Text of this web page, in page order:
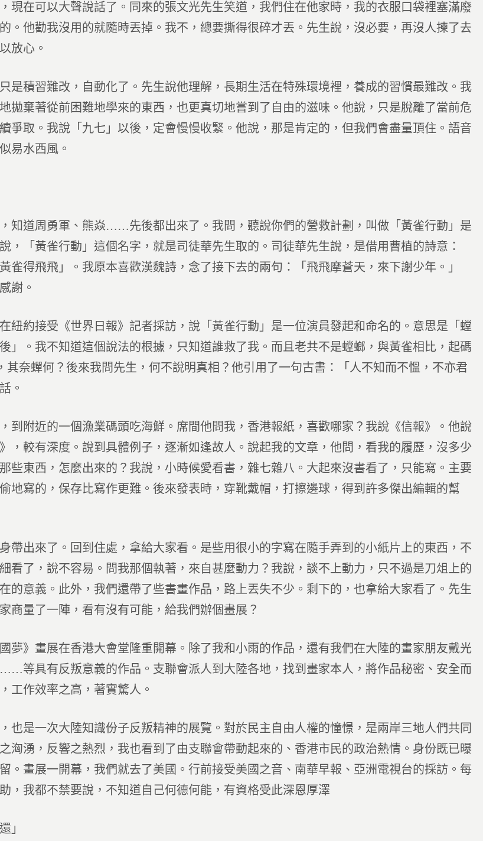
現在可以大聲說話了。同來的張文光先生笑道，我們住在他家時，我的衣服口袋裡塞滿廢
。他勸我沒用的就隨時丟掉。我不，總要撕得很碎才丟。先生說，沒必要，再沒人揀了去
放心。
是積習難改，自動化了。先生說他理解，長期生活在特殊環境裡，養成的習慣最難改。我
拋棄著從前困難地學來的東西，也更真切地嘗到了自由的滋味。他說，只是脫離了當前危
爭取。我說「九七」以後，定會慢慢收緊。他說，那是肯定的，但我們會盡量頂住。語音
易水西風。
知道周勇軍、熊焱……先後都出來了。我問，聽說你們的營救計劃，叫做「黃雀行動」是
，「黃雀行動」這個名字，就是司徒華先生取的。司徒華先生說，是借用曹植的詩意：
雀得飛飛」。我原本喜歡漢魏詩，念了接下去的兩句：「飛飛摩蒼天，來下謝少年。」
謝。
紐約接受《世界日報》記者採訪，說「黃雀行動」是一位演員發起和命名的。意思是「螳
」。我不知道這個說法的根據，只知道誰救了我。而且老共不是螳螂，與黃雀相比，起碼
其奈蟬何？後來我問先生，何不說明真相？他引用了一句古書：「人不知而不慍，不亦君
。
到附近的一個漁業碼頭吃海鮮。席間他問我，香港報紙，喜歡哪家？我說《信報》。他說
，較有深度。說到具體例子，逐漸如逢故人。說起我的文章，他問，看我的履歷，沒多少
些東西，怎麼出來的？我說，小時候愛看書，雜七雜八。大起來沒書看了，只能寫。主要
地寫的，保存比寫作更難。後來發表時，穿靴戴帽，打擦邊球，得到許多傑出編輯的幫
帶出來了。回到住處，拿給大家看。是些用很小的字寫在隨手弄到的小紙片上的東西，不
看了，說不容易。問我那個執著，來自甚麼動力？我說，談不上動力，只不過是刀俎上的
的意義。此外，我們還帶了些書畫作品，路上丟失不少。剩下的，也拿給大家看了。先生
商量了一陣，看有沒有可能，給我們辦個畫展？
夢》畫展在香港大會堂隆重開幕。除了我和小雨的作品，還有我們在大陸的畫家朋友戴光
等具有反叛意義的作品。支聯會派人到大陸各地，找到畫家本人，將作品秘密、安全而
工作效率之高，著實驚人。
也是一次大陸知識份子反叛精神的展覽。對於民主自由人權的憧憬，是兩岸三地人們共同
洶湧，反響之熱烈，我也看到了由支聯會帶動起來的、香港市民的政治熱情。身份既已曝
。畫展一開幕，我們就去了美國。行前接受美國之音、南華早報、亞洲電視台的採訪。每
，我都不禁要說，不知道自己何德何能，有資格受此深恩厚澤
」